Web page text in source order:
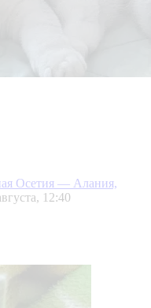
Осетия — Алания,
12:40